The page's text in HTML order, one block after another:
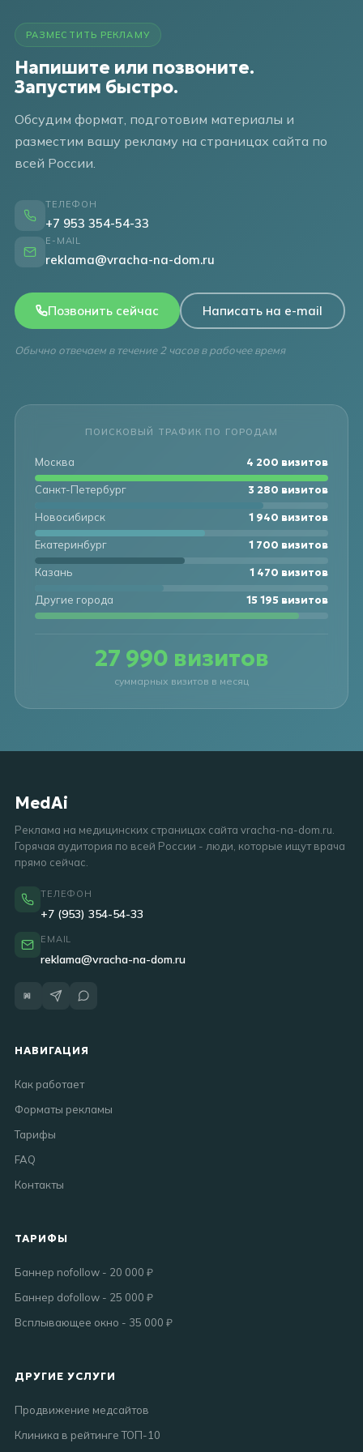
РАЗМЕСТИТЬ РЕКЛАМУ
Напишите или позвоните.
Запустим быстро.
Обсудим формат, подготовим материалы и
разместим вашу рекламу на страницах сайта по
всей России.
ТЕЛЕФОН
+7 953 354-54-33
E-MAIL
reklama@vracha-na-dom.ru
Позвонить сейчас Написать на e-mail
Обычно отвечаем в течение 2 часов в рабочее время
ПОИСКОВЫЙ ТРАФИК ПО ГОРОДАМ
Москва 4 200 визитов
Санкт-Петербург 3 280 визитов
Новосибирск 1 940 визитов
Екатеринбург 1 700 визитов
Казань 1 470 визитов
Другие города 15 400 визитов
27 990 визитов
суммарных визитов в месяц
MedAi
Реклама на медицинских страницах сайта vracha-na-dom.ru.
Горячая аудитория по всей России - люди, которые ищут врача
прямо сейчас.
ТЕЛЕФОН
+7 (953) 354-54-33
EMAIL
reklama@vracha-na-dom.ru
НАВИГАЦИЯ
Как работает
Форматы рекламы
Тарифы
FAQ
Контакты
ТАРИФЫ
Баннер nofollow - 20 000 ₽
Баннер dofollow - 25 000 ₽
Всплывающее окно - 35 000 ₽
ДРУГИЕ УСЛУГИ
Продвижение медсайтов
Клиника в рейтинге ТОП-10